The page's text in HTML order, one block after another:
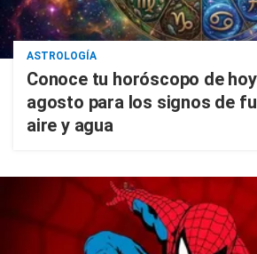
ASTROLOGÍA
Conoce tu horóscopo de
agosto para los signos de
aire y agua